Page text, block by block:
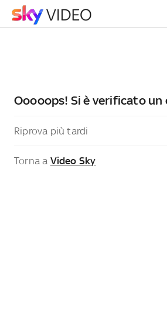
Ooooops! Si è verificato un
Riprova più tardi
Torna a Video Sky